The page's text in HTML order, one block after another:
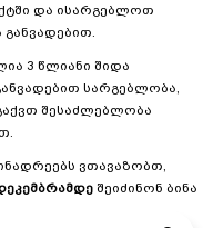
და ისარგებლოთ
3 წლიანი შიდა
სარგებლობა,
შესაძლებლობა
ვთავაზობთ,
შეიძინონ ბინა